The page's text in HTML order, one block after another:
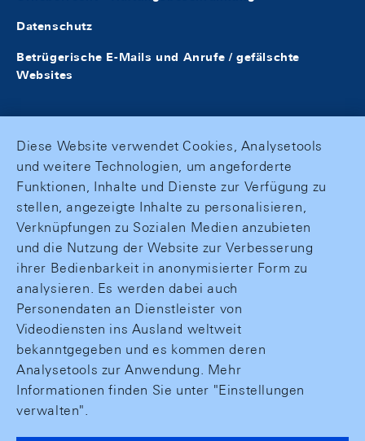
Datenschutz
Betrügerische E-Mails und Anrufe / gefälschte
Websites
Diese Website verwendet Cookies, Analysetools
und weitere Technologien, um angeforderte
Funktionen, Inhalte und Dienste zur Verfügung zu
stellen, angezeigte Inhalte zu personalisieren,
Verknüpfungen zu Sozialen Medien anzubieten
und die Nutzung der Website zur Verbesserung
ihrer Bedienbarkeit in anonymisierter Form zu
analysieren. Es werden dabei auch
Personendaten an Dienstleister von
Videodiensten ins Ausland weltweit
bekanntgegeben und es kommen deren
Analysetools zur Anwendung. Mehr
Informationen finden Sie unter "Einstellungen
verwalten".